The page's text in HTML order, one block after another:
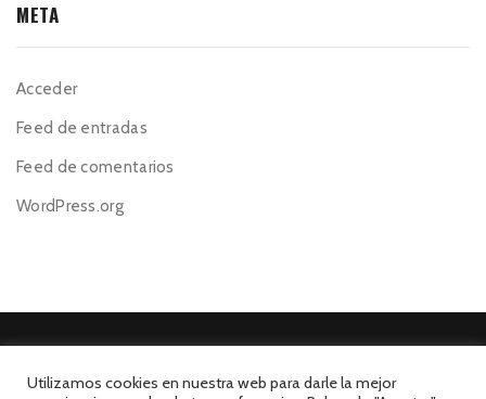
META
Acceder
Feed de entradas
Feed de comentarios
WordPress.org
Utilizamos cookies en nuestra web para darle la mejor